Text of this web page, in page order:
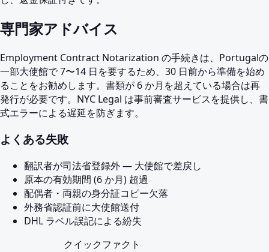
専門家アドバイス
Employment Contract Notarization の手続きは、Portugalの
一部大使館で 7〜14 日を要するため、30 日前から準備を始め
ることをお勧めします。書類が 6 か月を超えている場合は再
発行が必要です。NYC Legal は事前審査サービスを提供し、書
式エラーによる遅延を防ぎます。
よくある失敗
翻訳者が司法省登録外 — 大使館で差戻し
原本の有効期間 (6 か月) 超過
配偶者・両親の身分証コピー欠落
外務省認証前に大使館送付
DHL ラベル誤記による紛失
クイックファクト